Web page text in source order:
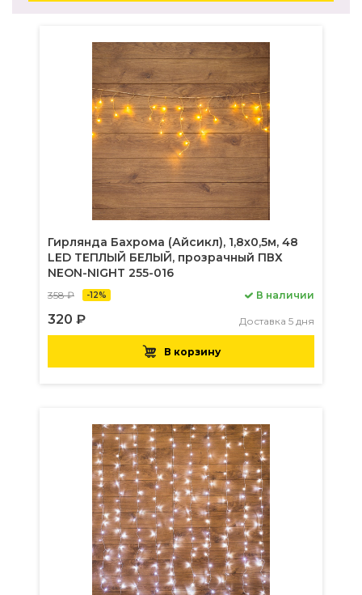
Гирлянда Бахрома (Айсикл), 1,8х0,5м, 48
LED ТЕПЛЫЙ БЕЛЫЙ, прозрачный ПВХ
NEON-NIGHT 255-016
358 ₽ -12%
320 ₽
В наличии
Доставка 5 дня
В корзину